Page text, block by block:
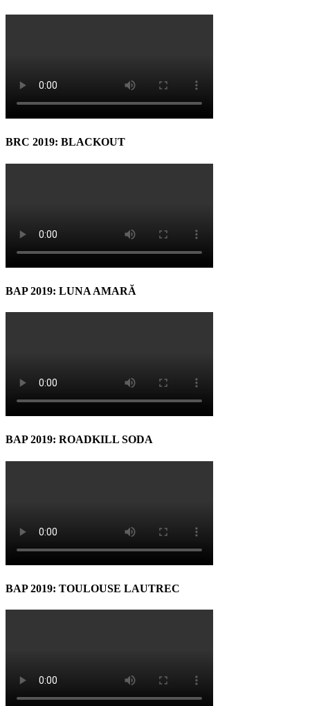
BRC 2019: BLACKOUT
BAP 2019: LUNA AMARĂ
BAP 2019: ROADKILL SODA
BAP 2019: TOULOUSE LAUTREC